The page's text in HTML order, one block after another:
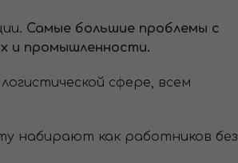
Самые большие проблемы с
и промышленности.
сфере, всем
набирают как работников без